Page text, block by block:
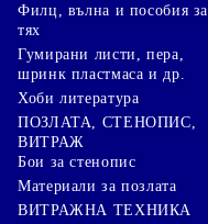
Филц, вълна и пособия за
тях
Гумирани листи, пера,
шринк пластмаса и др.
Хоби литература
ПОЗЛАТА, СТЕНОПИС,
ВИТРАЖ
Бои за стенопис
Материали за позлата
ВИТРАЖНА ТЕХНИКА